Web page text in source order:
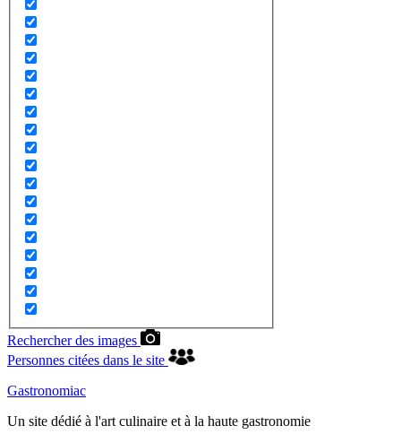
Rechercher des images
Personnes citées dans le site
Gastronomiac
Un site dédié à l'art culinaire et à la haute gastronomie